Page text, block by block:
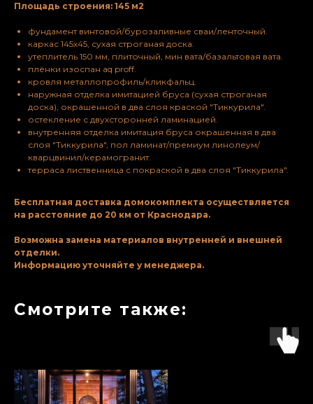
Площадь строения: 145 м2
фундамент винтовой/бурозаливные сваи/ленточный.
каркас 145х45, сухая строганая доска.
утеплитель 150 мм, плиточный, мин вата/базальтовая вата.
плёнки изоспан aq proff.
кровля металлопрофиль/кликфальц.
наружная отделка имитацией бруса (сухая строганая
доска), окрашенной в два слоя краской "Тиккурила".
остекление с двухсторонней ламинацией.
внутренняя отделка имитация бруса окрашенная в два
слоя "Тиккурила", пол ламинат/премиум линолеум/
кварцвинил/керамогранит.
терраса лиственница с покраской в два слоя "Тиккурила".
Бесплатная доставка домокомплекта осуществляется
на расcтояние до 20 км от Краснодара.
Возможна замена материалов внутренней и внешней
отделки.
Информацию уточняйте у менеджера.
Смотрите также: